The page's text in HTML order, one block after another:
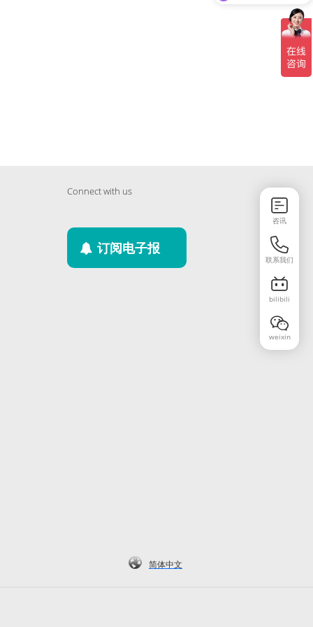
Connect with us
订阅电子报
简体中文
咨讯
联系我们
bilibili
weixin